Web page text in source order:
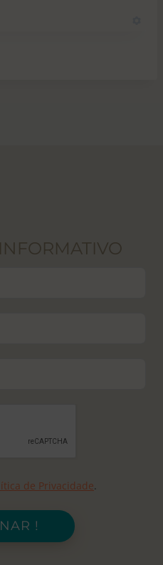
de Privacidade.
!